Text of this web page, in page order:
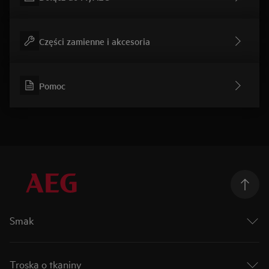
Części zamienne i akcesoria
Pomoc
Smak
Mastery Collection
Troska o tkaniny